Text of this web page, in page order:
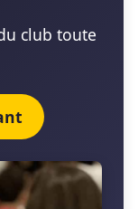
club toute